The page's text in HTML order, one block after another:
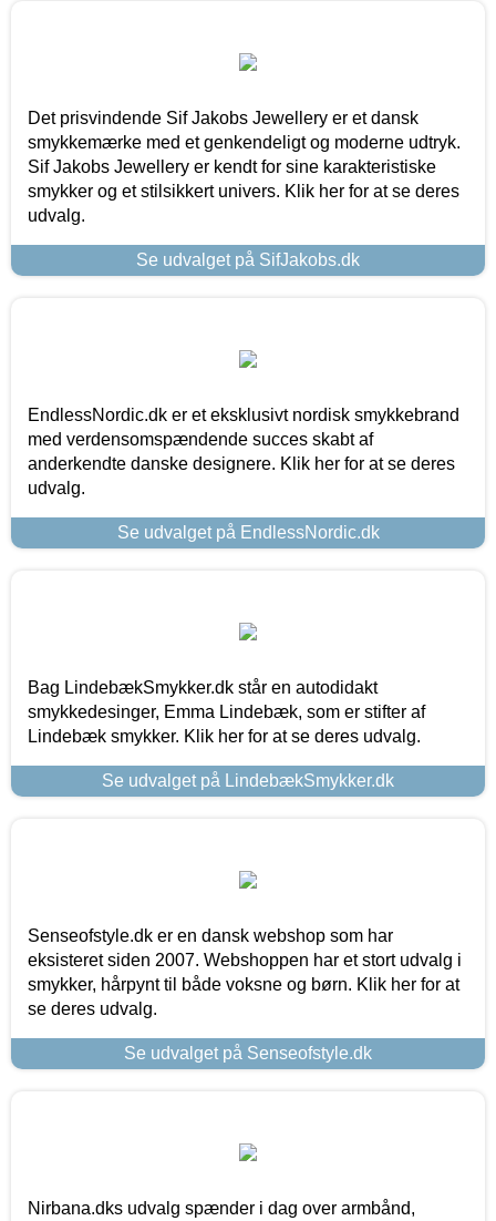
Det prisvindende Sif Jakobs Jewellery er et dansk
smykkemærke med et genkendeligt og moderne udtryk.
Sif Jakobs Jewellery er kendt for sine karakteristiske
smykker og et stilsikkert univers. Klik her for at se deres
udvalg.
Se udvalget på SifJakobs.dk
EndlessNordic.dk er et eksklusivt nordisk smykkebrand
med verdensomspændende succes skabt af
anderkendte danske designere. Klik her for at se deres
udvalg.
Se udvalget på EndlessNordic.dk
Bag LindebækSmykker.dk står en autodidakt
smykkedesinger, Emma Lindebæk, som er stifter af
Lindebæk smykker. Klik her for at se deres udvalg.
Se udvalget på LindebækSmykker.dk
Senseofstyle.dk er en dansk webshop som har
eksisteret siden 2007. Webshoppen har et stort udvalg i
smykker, hårpynt til både voksne og børn. Klik her for at
se deres udvalg.
Se udvalget på Senseofstyle.dk
Nirbana.dks udvalg spænder i dag over armbånd,